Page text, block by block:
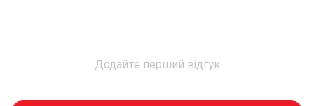
Додайте перший відгук